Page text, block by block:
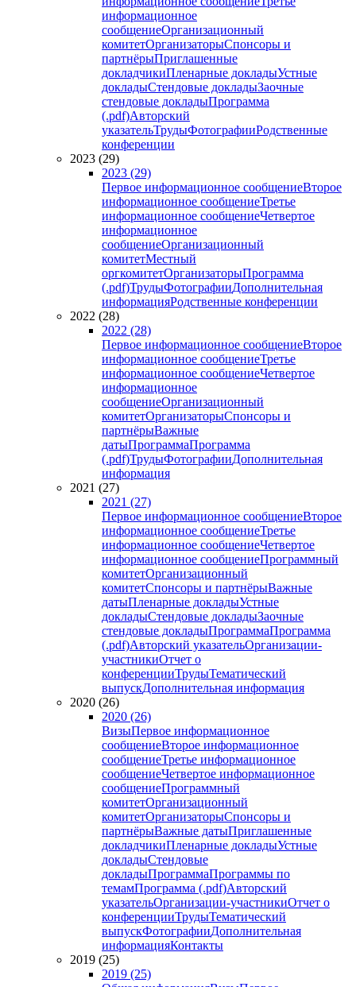
информационное
сообщениеОрганизационный
комитетОрганизаторыСпонсоры и
партнёрыПриглашенные
докладчикиПленарные докладыУстные
докладыСтендовые докладыЗаочные
стендовые докладыПрограмма
(.pdf)Авторский
указательТрудыФотографииРодственные
конференции
2023 (29)
2023 (29)
Первое информационное сообщениеВторое
информационное сообщениеТретье
информационное сообщениеЧетвертое
информационное
сообщениеОрганизационный
комитетМестный
оргкомитетОрганизаторыПрограмма
(.pdf)ТрудыФотографииДополнительная
информацияРодственные конференции
2022 (28)
2022 (28)
Первое информационное сообщениеВторое
информационное сообщениеТретье
информационное сообщениеЧетвертое
информационное
сообщениеОрганизационный
комитетОрганизаторыСпонсоры и
партнёрыВажные
датыПрограммаПрограмма
(.pdf)ТрудыФотографииДополнительная
информация
2021 (27)
2021 (27)
Первое информационное сообщениеВторое
информационное сообщениеТретье
информационное сообщениеЧетвертое
информационное сообщениеПрограммный
комитетОрганизационный
комитетСпонсоры и партнёрыВажные
датыПленарные докладыУстные
докладыСтендовые докладыЗаочные
стендовые докладыПрограммаПрограмма
(.pdf)Авторский указательОрганизации-
участникиОтчет о
конференцииТрудыТематический
выпускДополнительная информация
2020 (26)
2020 (26)
ВизыПервое информационное
сообщениеВторое информационное
сообщениеТретье информационное
сообщениеЧетвертое информационное
сообщениеПрограммный
комитетОрганизационный
комитетОрганизаторыСпонсоры и
партнёрыВажные датыПриглашенные
докладчикиПленарные докладыУстные
докладыСтендовые
докладыПрограммаПрограммы по
темамПрограмма (.pdf)Авторский
указательОрганизации-участникиОтчет о
конференцииТрудыТематический
выпускФотографииДополнительная
информацияКонтакты
2019 (25)
2019 (25)